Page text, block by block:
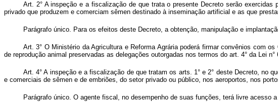
Art. 2° A inspeção e a fiscalização de que trata o presente Decreto serão
privado que produzem e comerciam sêmen destinado à inseminação artificial e as que
Parágrafo único. Para os efeitos deste Decreto, a obtenção, manipulação e
Art. 3° O Ministério da Agricultura e Reforma Agrária poderá firmar convênios com
de reprodução animal preservadas as delegações outorgadas nos termos do art. 4° da Lei
Art. 4° A inspeção e a fiscalização de que tratam os arts. 1° e 2° deste Decreto, no
e comerciais de sêmen e de embriões, do setor privado ou público, nos aeroportos, nos
Parágrafo único. O agente fiscal, no desempenho de suas funções, terá livre acesso